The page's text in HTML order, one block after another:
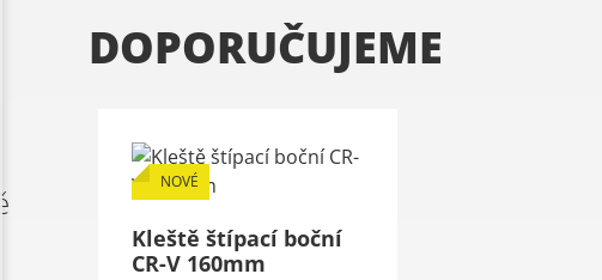
DOPORUČUJEME
NOVÉ
Kleště štípací boční
CR-V 160mm